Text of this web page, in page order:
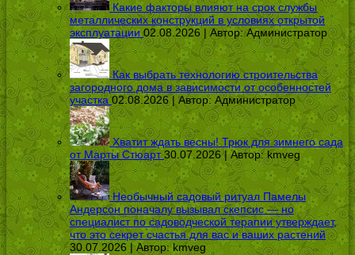
Какие факторы влияют на срок службы
металлических конструкций в условиях открытой
эксплуатации 02.08.2026 | Автор:Администратор
Как выбрать технологию строительства
загородного дома в зависимости от особенностей
участка 02.08.2026 | Автор: Администратор
Хватит ждать весны! Трюк для зимнего сада
от Марты Стюарт 30.07.2026 | Автор:kmveg
Необычный садовый ритуал Памелы
Андерсон поначалу вызывал скепсис — но
специалист по садоводческой терапии утверждает,
что это секрет счастья для вас и ваших растений
30.07.2026 | Автор:kmveg